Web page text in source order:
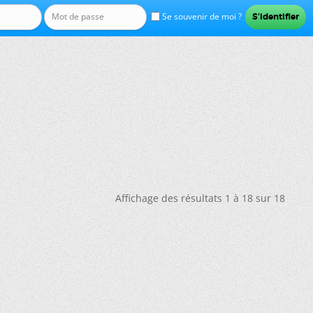
Se souvenir de moi ?
Affichage des résultats 1 à 18 sur 18